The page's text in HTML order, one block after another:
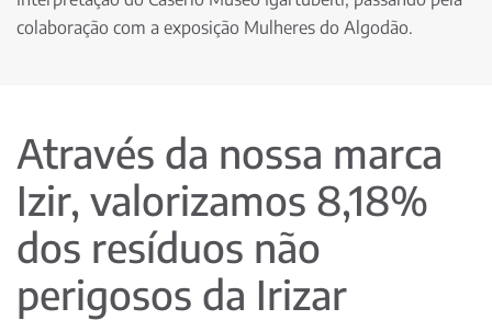
colaboração com a exposição Mulheres do Algodão.
Através da nossa marca
Izir, valorizamos 8,18%
dos resíduos não
perigosos da Irizar